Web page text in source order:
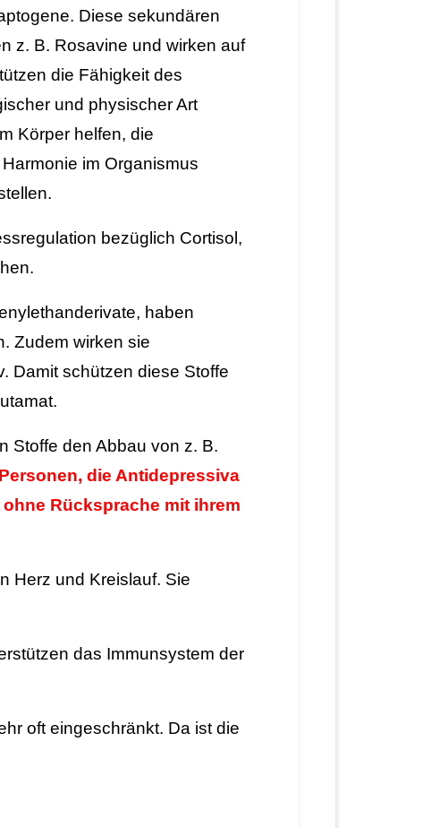
Diese sekundären
z. B. Rosavine und wirken auf
die Fähigkeit des
und physischer Art
Körper helfen, die
im Organismus
bezüglich Cortisol,
haben
Zudem wirken sie
Damit schützen diese Stoffe
Stoffe den Abbau von z. B.
Personen, die Antidepressiva
Rücksprache mit ihrem
Herz und Kreislauf. Sie
das Immunsystem der
oft eingeschränkt. Da ist die